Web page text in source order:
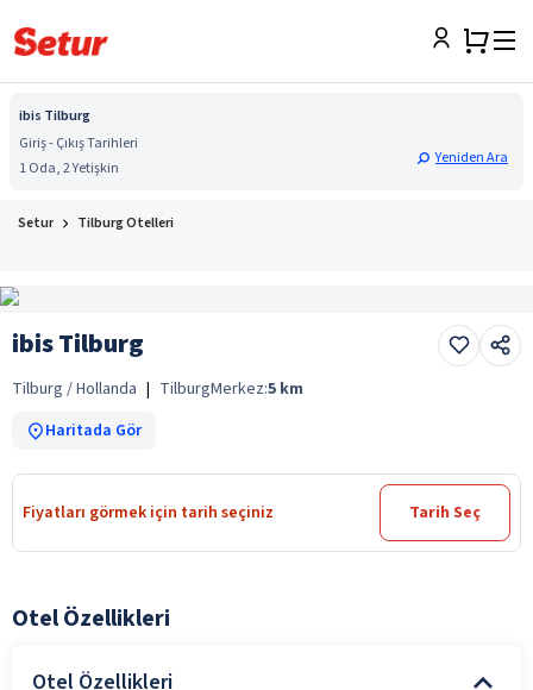
ibis Tilburg
Giriş - Çıkış Tarihleri
1 Oda, 2 Yetişkin
Yeniden Ara
Setur Tilburg Otelleri
ibis Tilburg
Tilburg / Hollanda | TilburgMerkez:5 km
Haritada Gör
Fiyatları görmek için tarih seçiniz Tarih Seç
Otel Özellikleri
Otel Özellikleri